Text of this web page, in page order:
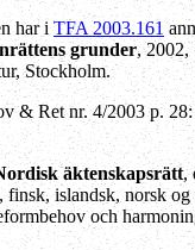
har i TFA 2003.161
grunder, 2002,
Stockholm.
& Ret nr. 4/2003 p.
äktenskapsrätt,
finsk, islandsk, norsk og
och